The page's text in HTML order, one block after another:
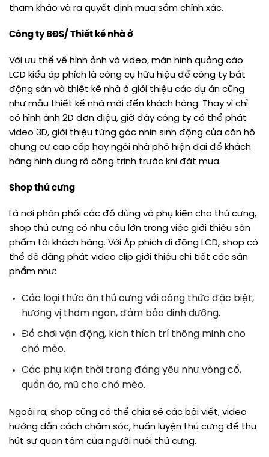
tham khảo và ra quyết định mua sắm chính xác.
Công ty BĐS/ Thiết kế nhà ở
Với ưu thế về hình ảnh và video, màn hình quảng cáo
LCD kiểu áp phích là công cụ hữu hiệu để công ty bất
động sản và thiết kế nhà ở giới thiệu các dự án cũng
như mẫu thiết kế nhà mới đến khách hàng. Thay vì chỉ
có hình ảnh 2D đơn điệu, giờ đây công ty có thể phát
video 3D, giới thiệu từng góc nhìn sinh động của căn hộ
chung cư cao cấp hay ngôi nhà phố hiện đại để khách
hàng hình dung rõ công trình trước khi đặt mua.
Shop thú cưng
Là nơi phân phối các đồ dùng và phụ kiện cho thú cưng,
shop thú cưng có nhu cầu lớn trong việc giới thiệu sản
phẩm tới khách hàng. Với Áp phích di động LCD, shop có
thể dễ dàng phát video clip giới thiệu chi tiết các sản
phẩm như:
Các loại thức ăn thú cưng với công thức đặc biệt,
hương vị thơm ngon, đảm bảo dinh dưỡng.
Đồ chơi vận động, kích thích trí thông minh cho
chó mèo.
Các phụ kiện thời trang đáng yêu như vòng cổ,
quần áo, mũ cho chó mèo.
Ngoài ra, shop cũng có thể chia sẻ các bài viết, video
hướng dẫn cách chăm sóc, huấn luyện thú cưng để thu
hút sự quan tâm của người nuôi thú cưng.